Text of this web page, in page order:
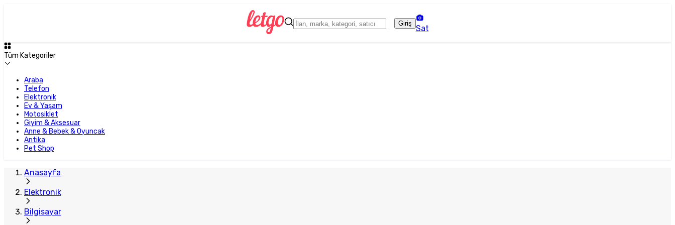
Giriş
Sat
Tüm Kategoriler
Araba
Telefon
Elektronik
Ev & Yaşam
Motosiklet
Giyim & Aksesuar
Anne & Bebek & Oyuncak
Antika
Pet Shop
Anasayfa
Elektronik
Bilgisayar